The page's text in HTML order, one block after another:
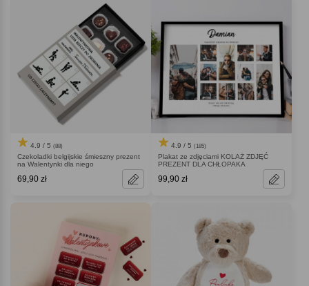
4.9 / 5 (88)
Czekoladki belgijskie śmieszny prezent
na Walentynki dla niego
69,90 zł
4.9 / 5 (185)
Plakat ze zdjęciami KOLAŻ ZDJĘĆ
PREZENT DLA CHŁOPAKA
99,90 zł